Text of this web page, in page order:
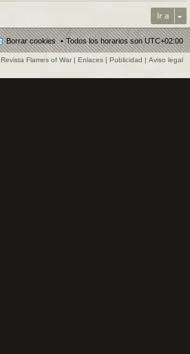
Ir a
Todos los horarios sonUTC+02:00
Borrar cookies
Revista Flames of War | Enlaces | Publicidad | Aviso legal